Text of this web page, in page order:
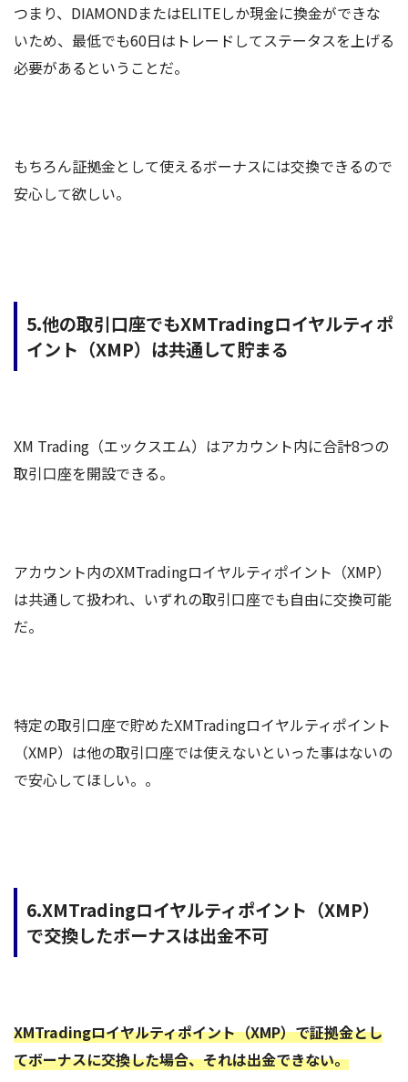
つまり、DIAMONDまたはELITEしか現金に換金ができな
いため、最低でも60日はトレードしてステータスを上げる
必要があるということだ。
もちろん証拠金として使えるボーナスには交換できるので
安心して欲しい。
5.他の取引口座でもXMTradingロイヤルティポ
イント（XMP）は共通して貯まる
XM Trading（エックスエム）はアカウント内に合計8つの
取引口座を開設できる。
アカウント内のXMTradingロイヤルティポイント（XMP）
は共通して扱われ、いずれの取引口座でも自由に交換可能
だ。
特定の取引口座で貯めたXMTradingロイヤルティポイント
（XMP）は他の取引口座では使えないといった事はないの
で安心してほしい。。
6.XMTradingロイヤルティポイント（XMP）
で交換したボーナスは出金不可
XMTradingロイヤルティポイント（XMP）で証拠金とし
てボーナスに交換した場合、それは出金できない。